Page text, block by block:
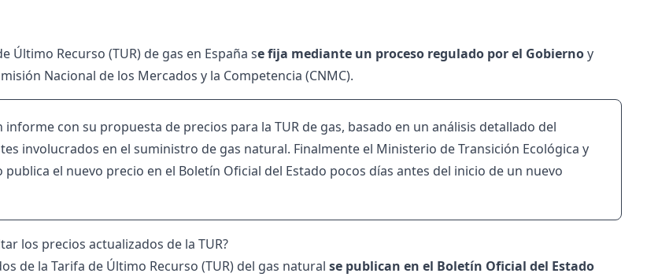
Último Recurso (TUR) de gas en España se fija mediante un proceso regulado por el Gobiernoy
Nacional de los Mercados y la Competencia (CNMC).
informe con su propuesta de precios para la TUR de gas, basado en un análisis detallado del
involucrados en el suministro de gas natural. Finalmente el Ministerio de Transición Ecológica y
publica el nuevo precio en el Boletín Oficial del Estado pocos días antes del inicio de un nuevo
los precios actualizados de la TUR?
de la Tarifa de Último Recurso (TUR) del gas natural se publican en el Boletín Oficial del Estado